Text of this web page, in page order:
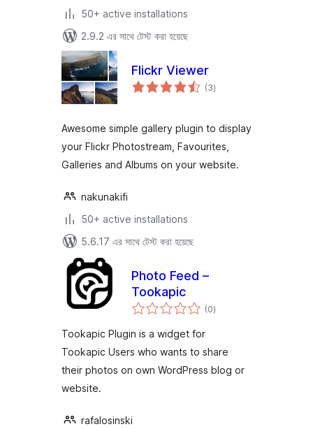
50+ active installations
2.9.2 এর সাথে টেস্ট করা হয়েছে
Flickr Viewer
(3total
ratings
)
Awesome simple gallery plugin to display
your Flickr Photostream, Favourites,
Galleries and Albums on your website.
nakunakifi
50+ active installations
5.6.17 এর সাথে টেস্ট করা হয়েছে
Photo Feed –
Tookapic
(0total
ratings
)
Tookapic Plugin is a widget for
Tookapic Users who wants to share
their photos on own WordPress blog or
website.
rafalosinski